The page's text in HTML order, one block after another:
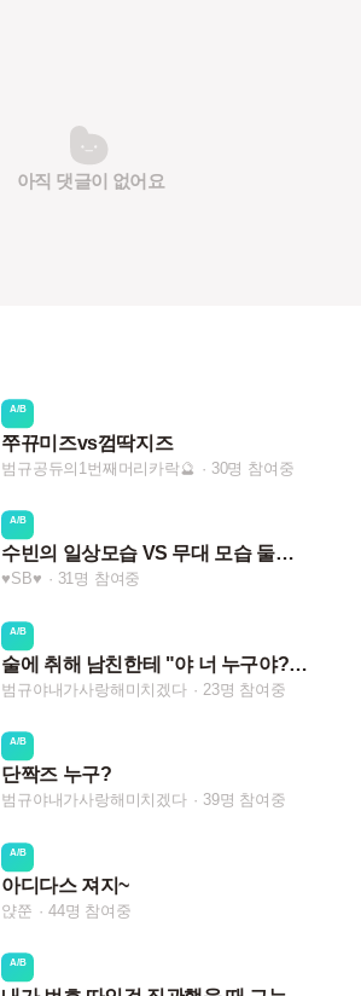
아직 댓글이 없어요
A/B
쭈뀨미즈vs껌딱지즈
범규공듀의1번째머리카락🔮 30명 참여중
A/B
수빈의 일상모습 VS 무대 모습 둘중 뭐가 더 좋으신가요?
♥SB♥ 31명 참여중
A/B
술에 취해 남친한테 "야 너 누구야?'라고 했을때
범규야내가사랑해미치겠다 23명 참여중
A/B
단짝즈 누구?
범규야내가사랑해미치겠다 39명 참여중
A/B
아디다스 져지~
얁쭌 44명 참여중
A/B